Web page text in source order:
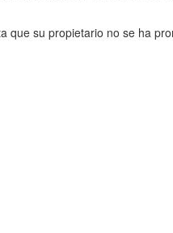
que su propietario no se ha